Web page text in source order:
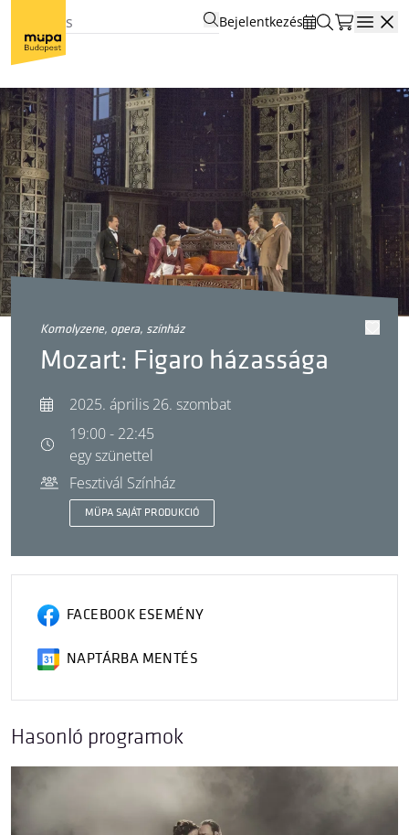
Bejelentkezés
komolyzene, opera, színház
Mozart: Figaro házassága
2025. április 26. szombat
19:00 - 22:45
egy szünettel
Fesztivál Színház
MÜPA SAJÁT PRODUKCIÓ
FACEBOOK ESEMÉNY
NAPTÁRBA MENTÉS
Hasonló programok